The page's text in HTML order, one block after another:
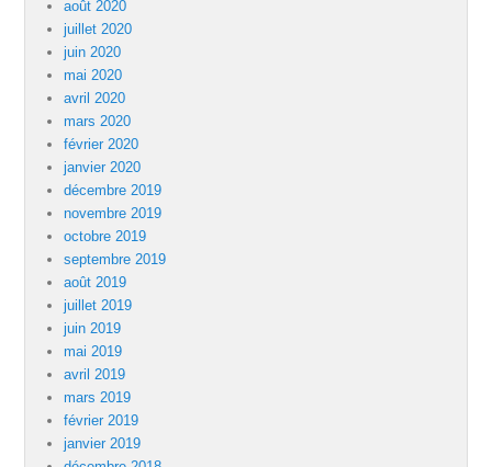
août 2020
juillet 2020
juin 2020
mai 2020
avril 2020
mars 2020
février 2020
janvier 2020
décembre 2019
novembre 2019
octobre 2019
septembre 2019
août 2019
juillet 2019
juin 2019
mai 2019
avril 2019
mars 2019
février 2019
janvier 2019